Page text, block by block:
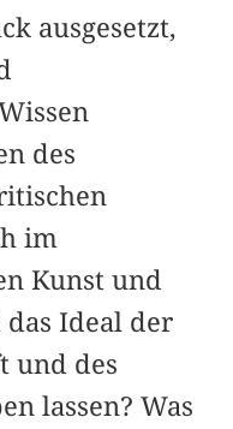
ausgesetzt,
des
im
Kunst und
Ideal der
und des
lassen? Was